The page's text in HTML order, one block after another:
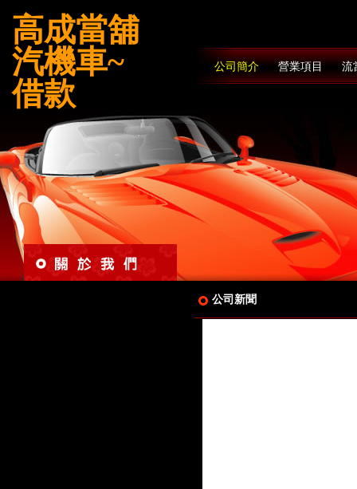
高成當舖
汽機車~
借款
公司簡介 營業項目 流
公司新聞